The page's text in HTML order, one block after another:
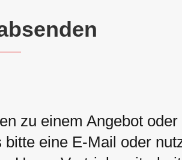
zu einem Angebot
bitte eine E-Mail oder